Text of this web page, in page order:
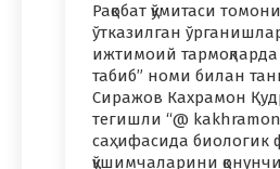
Рақобат қўмитаси
ўтказилган
ижтимоий
табиб” номи билан
Сиражов Кахрамон
тегишли “@
саҳифасида биологик
қўшимчаларини